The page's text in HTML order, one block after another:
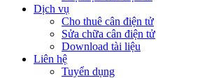
Dịch vụ
Cho thuê cân điện tử
Sửa chữa cân điện tử
Download tài liệu
Liên hệ
Tuyển dụng